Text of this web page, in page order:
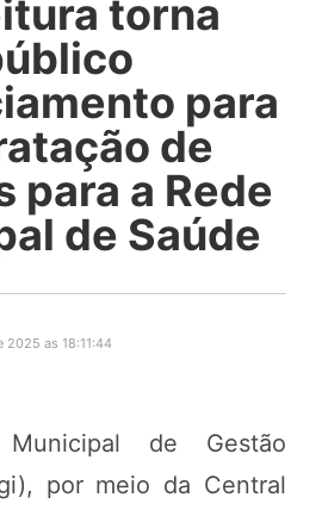
torna
para
de
para a Rede
de Saúde
as 18:11:44
de Gestão
por meio da Central